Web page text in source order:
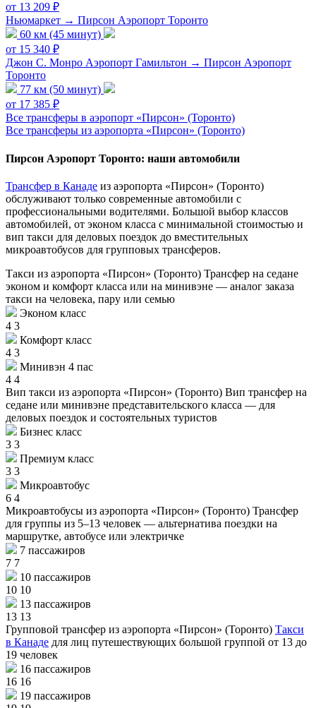
от 13 209 ₽
Ньюмаркет → Пирсон Аэропорт Торонто
60 км (45 минут)
от 15 340 ₽
Джон С. Монро Аэропорт Гамильтон → Пирсон Аэропорт
Торонто
77 км (50 минут)
от 17 385 ₽
Все трансферы в аэропорт «Пирсон» (Торонто)
Все трансферы из аэропорта «Пирсон» (Торонто)
Пирсон Аэропорт Торонто: наши автомобили
Трансфер в Канаде из аэропорта «Пирсон» (Торонто)
обслуживают только современные автомобили с
профессиональными водителями. Большой выбор классов
автомобилей, от эконом класса с минимальной стоимостью и
вип такси для деловых поездок до вместительных
микроавтобусов для групповых трансферов.
Такси из аэропорта «Пирсон» (Торонто) Трансфер на седане
эконом и комфорт класса или на минивэне — аналог заказа
такси на человека, пару или семью
Эконом класс
4 3
Комфорт класс
4 3
Минивэн 4 пас
4 4
Вип такси из аэропорта «Пирсон» (Торонто) Вип трансфер на
седане или минивэне представительского класса — для
деловых поездок и состоятельных туристов
Бизнес класс
3 3
Премиум класс
3 3
Микроавтобус
6 4
Микроавтобусы из аэропорта «Пирсон» (Торонто) Трансфер
для группы из 5–13 человек — альтернатива поездки на
маршрутке, автобусе или электричке
7 пассажиров
7 7
10 пассажиров
10 10
13 пассажиров
13 13
Групповой трансфер из аэропорта «Пирсон» (Торонто) Такси
в Канаде для лиц путешествующих большой группой от 13 до
19 человек
16 пассажиров
16 16
19 пассажиров